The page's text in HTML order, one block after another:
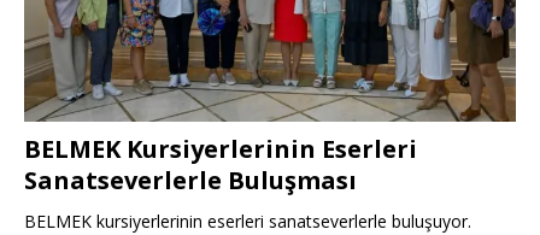
BELMEK Kursiyerlerinin Eserleri
Sanatseverlerle Buluşması
BELMEK kursiyerlerinin eserleri sanatseverlerle buluşuyor.